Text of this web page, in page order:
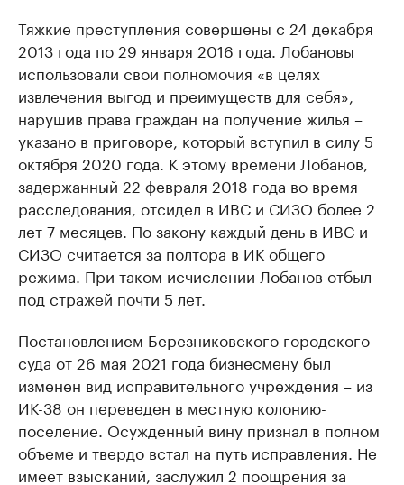
Тяжкие преступления совершены с 24 декабря
2013 года по 29 января 2016 года. Лобановы
использовали свои полномочия «в целях
извлечения выгод и преимуществ для себя»,
нарушив права граждан на получение жилья –
указано в приговоре, который вступил в силу 5
октября 2020 года. К этому времени Лобанов,
задержанный 22 февраля 2018 года во время
расследования, отсидел в ИВС и СИЗО более 2
лет 7 месяцев. По закону каждый день в ИВС и
СИЗО считается за полтора в ИК общего
режима. При таком исчислении Лобанов отбыл
под стражей почти 5 лет.
Постановлением Березниковского городского
суда от 26 мая 2021 года бизнесмену был
изменен вид исправительного учреждения – из
ИК-38 он переведен в местную колонию-
поселение. Осужденный вину признал в полном
объеме и твердо встал на путь исправления. Не
имеет взысканий, заслужил 2 поощрения за